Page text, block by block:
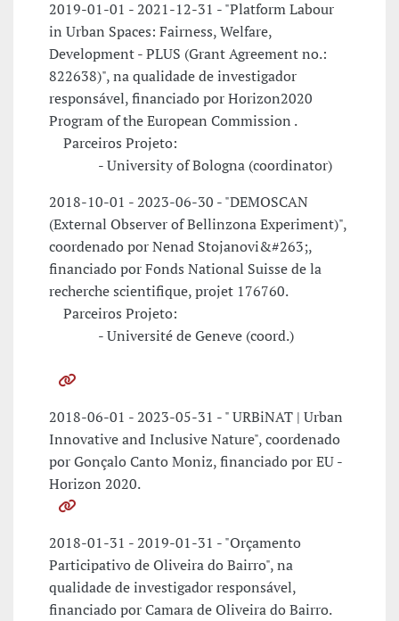
2019-01-01 - 2021-12-31 - "Platform Labour
in Urban Spaces: Fairness, Welfare,
Development - PLUS (Grant Agreement no.:
822638)", na qualidade de investigador
responsável, financiado por Horizon2020
Program of the European Commission .
Parceiros Projeto:
- University of Bologna (coordinator)
2018-10-01 - 2023-06-30 - "DEMOSCAN
(External Observer of Bellinzona Experiment)",
coordenado por Nenad Stojanovi&#263;,
financiado por Fonds National Suisse de la
recherche scientifique, projet 176760.
Parceiros Projeto:
- Université de Geneve (coord.)
2018-06-01 - 2023-05-31 - " URBiNAT | Urban
Innovative and Inclusive Nature", coordenado
por Gonçalo Canto Moniz, financiado por EU -
Horizon 2020.
2018-01-31 - 2019-01-31 - "Orçamento
Participativo de Oliveira do Bairro", na
qualidade de investigador responsável,
financiado por Camara de Oliveira do Bairro.